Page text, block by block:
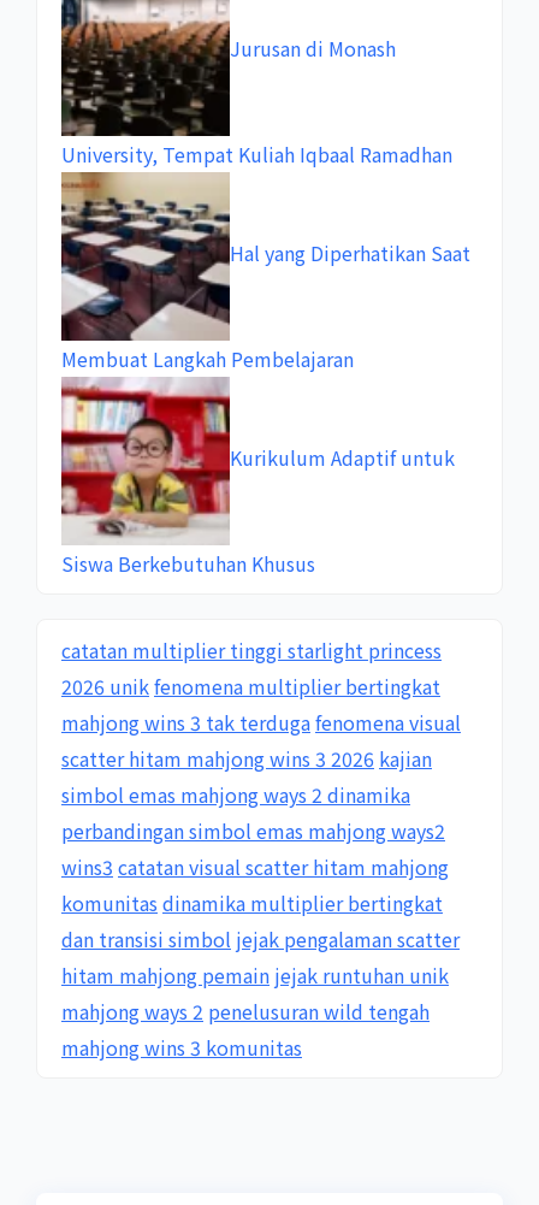
Jurusan di Monash
University, Tempat Kuliah Iqbaal Ramadhan
Hal yang Diperhatikan Saat
Membuat Langkah Pembelajaran
Kurikulum Adaptif untuk
Siswa Berkebutuhan Khusus
catatan multiplier tinggi starlight princess
2026 unikfenomena multiplier bertingkat
mahjong wins 3 tak terdugafenomena visual
scatter hitam mahjong wins 3 2026 kajian
simbol emas mahjong ways 2 dinamika
perbandingan simbol emas mahjong ways2
wins3 catatan visual scatter hitam mahjong
komunitas dinamika multiplier bertingkat
dan transisi simbol jejak pengalaman scatter
hitam mahjong pemain jejak runtuhan unik
mahjong ways 2 penelusuran wild tengah
mahjong wins 3 komunitas